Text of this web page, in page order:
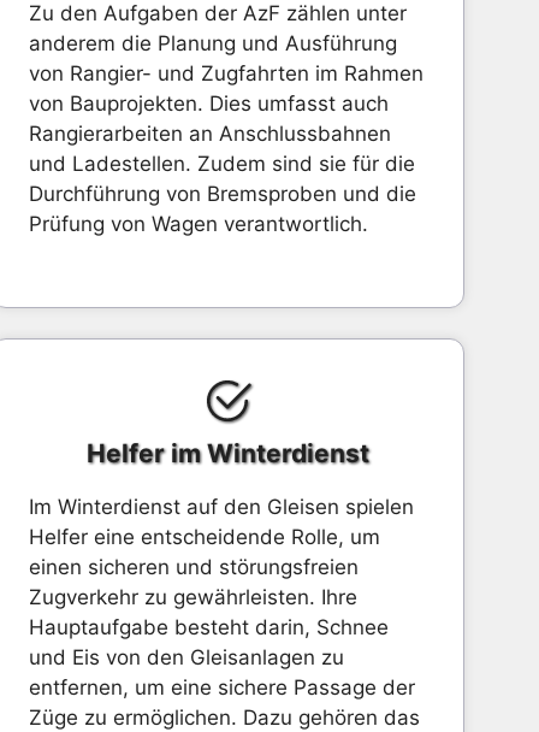
Zu den Aufgaben der AzF zählen unter
anderem die Planung und Ausführung
von Rangier- und Zugfahrten im Rahmen
von Bauprojekten. Dies umfasst auch
Rangierarbeiten an Anschlussbahnen
und Ladestellen. Zudem sind sie für die
Durchführung von Bremsproben und die
Prüfung von Wagen verantwortlich.
Helfer im Winterdienst
Im Winterdienst auf den Gleisen spielen
Helfer eine entscheidende Rolle, um
einen sicheren und störungsfreien
Zugverkehr zu gewährleisten. Ihre
Hauptaufgabe besteht darin, Schnee
und Eis von den Gleisanlagen zu
entfernen, um eine sichere Passage der
Züge zu ermöglichen. Dazu gehören das